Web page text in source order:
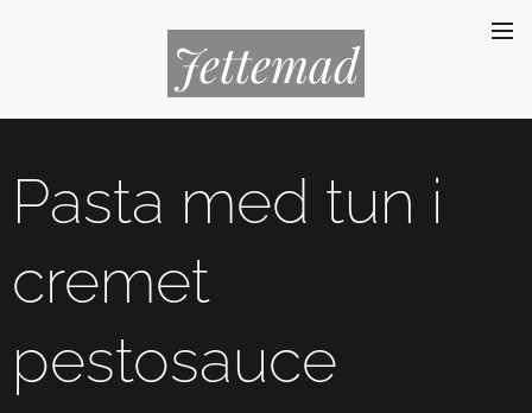
Jettemad
Pasta med tun i
cremet
pestosauce